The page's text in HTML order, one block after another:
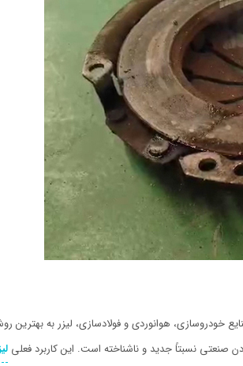
خودروسازی، هوانوردی و فولادسازی، لیزر به
صنعتی نسبتاً جدید و ناشناخته است. این کاربرد فعلی